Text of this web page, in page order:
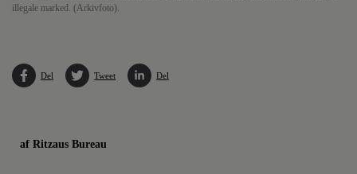
illegale marked. (Arkivfoto).
Del Tweet Del
af Ritzaus Bureau